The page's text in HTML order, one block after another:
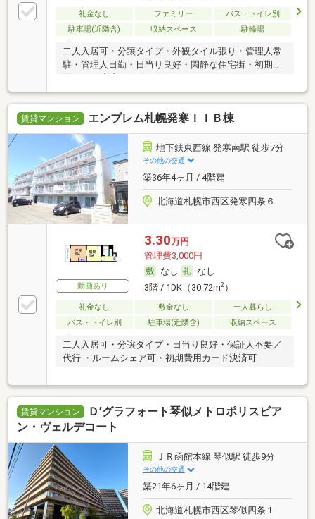
礼金なし ファミリー
バス・トイレ別
駐車場(近隣含)
収納スペース 駐輪場
二人入居可・分譲タイプ・外観タイル張り・管理人常
駐・管理人日勤・日当り良好・閑静な住宅街・初期費
賃貸マンション エンブレム札幌発寒ＩＩＢ棟
地下鉄東西線 発寒南駅 徒歩7分
その他の交通
築36年4ヶ月 / 4階建
北海道札幌市西区発寒四条６
動画あり
3.30万円
管理費3,000円
なし
なし
3階 / 1DK（30.72m2）
礼金なし 敷金なし
一人暮らし
バス・トイレ別
駐車場(近隣含) 収納スペース
二人入居可・分譲タイプ・日当り良好・保証人不要／
代行 ・ルームシェア可・初期費用カード決済可
賃貸マンション
Ｄ’グラフォート琴似メトロポリスビア
ン・ヴェルデコート
ＪＲ函館本線 琴似駅 徒歩9分
その他の交通
築21年6ヶ月 / 14階建
北海道札幌市西区琴似四条１